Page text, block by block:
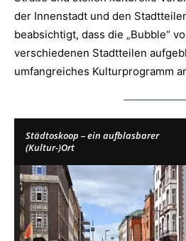
der Innenstadt und den
beabsichtigt, dass die „Bubble“
verschiedenen Stadtteilen
umfangreiches Kulturprogramm
Städtoskoop – ein aufblasbarer
(Kultur-)Ort